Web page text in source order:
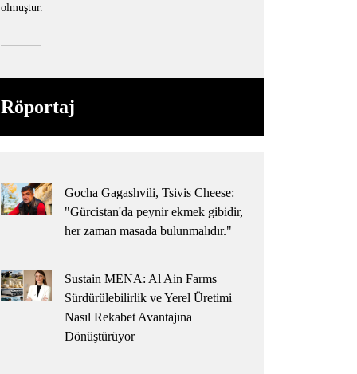
olmuştur.
Röportaj
Gocha Gagashvili, Tsivis Cheese:
"Gürcistan'da peynir ekmek gibidir,
her zaman masada bulunmalıdır."
Sustain MENA: Al Ain Farms
Sürdürülebilirlik ve Yerel Üretimi
Nasıl Rekabet Avantajına
Dönüştürüyor